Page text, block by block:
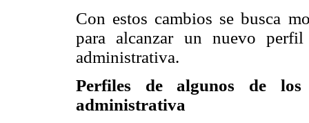
Con estos cambios se busca
para alcanzar un nuevo
administrativa.
Perfiles de algunos de
administrativa